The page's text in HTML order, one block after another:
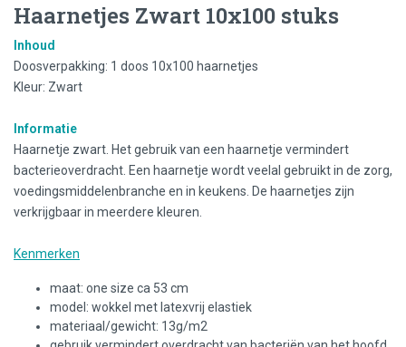
Haarnetjes Zwart 10x100 stuks
Inhoud
Doosverpakking: 1 doos 10x100 haarnetjes
Kleur: Zwart
Informatie
Haarnetje zwart. Het gebruik van een haarnetje vermindert
bacterieoverdracht. Een haarnetje wordt veelal gebruikt in de zorg,
voedingsmiddelenbranche en in keukens. De haarnetjes zijn
verkrijgbaar in meerdere kleuren.
Kenmerken
maat: one size ca 53 cm
model: wokkel met latexvrij elastiek
materiaal/gewicht: 13g/m2